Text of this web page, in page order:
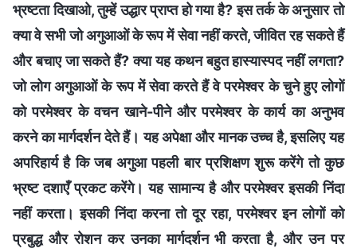
भ्रष्टता दिखाओ, तुम्हें उद्धार प्राप्त हो गया है? इस तर्क के अनुसार तो
क्या वे सभी जो अगुआओं के रूप में सेवा नहीं करते, जीवित रह सकते हैं
और बचाए जा सकते हैं? क्या यह कथन बहुत हास्यास्पद नहीं लगता?
जो लोग अगुआओं के रूप में सेवा करते हैं वे परमेश्वर के चुने हुए लोगों
को परमेश्वर के वचन खाने-पीने और परमेश्वर के कार्य का अनुभव
करने का मार्गदर्शन देते हैं। यह अपेक्षा और मानक उच्च है, इसलिए यह
अपरिहार्य है कि जब अगुआ पहली बार प्रशिक्षण शुरू करेंगे तो कुछ
भ्रष्ट दशाएँ प्रकट करेंगे। यह सामान्य है और परमेश्वर इसकी निंदा
नहीं करता। इसकी निंदा करना तो दूर रहा, परमेश्वर इन लोगों को
प्रबुद्ध और रोशन कर उनका मार्गदर्शन भी करता है, और उन पर